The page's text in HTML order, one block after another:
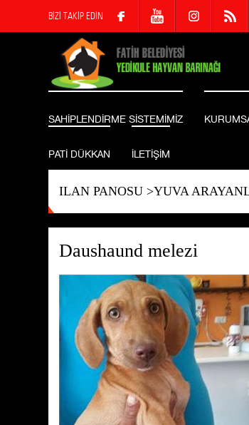
BİZİ TAKİP EDİN
SAHİPLENDİRME SİSTEMİMİZ
PATİ DÜKKAN İLETİŞİM
ILAN PANOSU>YUVA
Daushaund melezi